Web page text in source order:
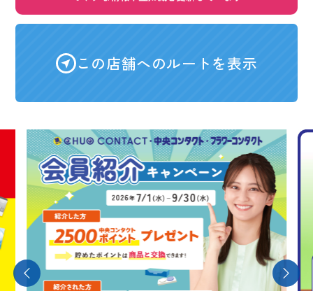
この店舗へのルートを表示